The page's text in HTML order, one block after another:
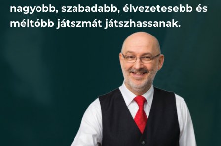
nagyobb, szabadabb, élvezetesebb és
méltóbb játszmát játszhassanak.